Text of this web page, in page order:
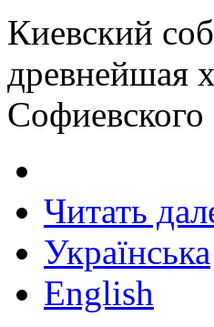
Киевский
древнейшая
Софиевского
Читать
Українська
English